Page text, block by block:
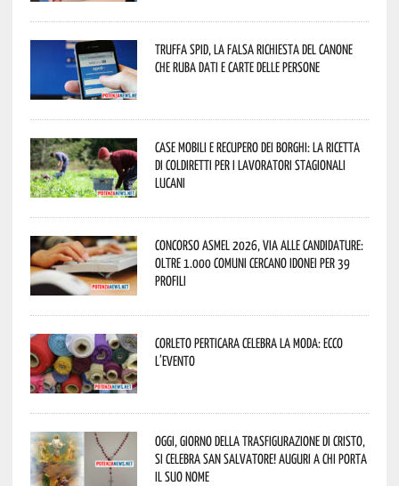
Truffa Spid, la falsa richiesta del canone
che ruba dati e carte delle persone
Case mobili e recupero dei borghi: la ricetta
di Coldiretti per i lavoratori stagionali
lucani
Concorso Asmel 2026, via alle candidature:
oltre 1.000 Comuni cercano idonei per 39
profili
Corleto Perticara celebra la moda: ecco
l’evento
Oggi, giorno della Trasfigurazione di Cristo,
si celebra San Salvatore! Auguri a chi porta
il suo nome